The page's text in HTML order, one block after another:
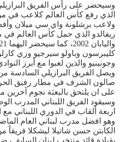
وسيحضر على رأس الفريق
الذي رفع كأس العالم كلاعب في
ريفالدو الذي حمل كأس العالم في
كليبرسون وباولو سيرجيو وزي
وجونينيو والذين لعبوا مع أبرز
ويصل الفريق البرازيلي السادسة
صالون الشرف في مطار رفيق
على ان يلتحق بالبعثة نجوم آخرين
وسيقود الفريق اللبناني المدرب
اربعة ألقاب في الدوري اللبناني
وهو افضل مدرب لبناني العام
الكابتن حسن شاتيلا ليشكلا فريقاً
بقيادة قائد منتخب لبنان السابق